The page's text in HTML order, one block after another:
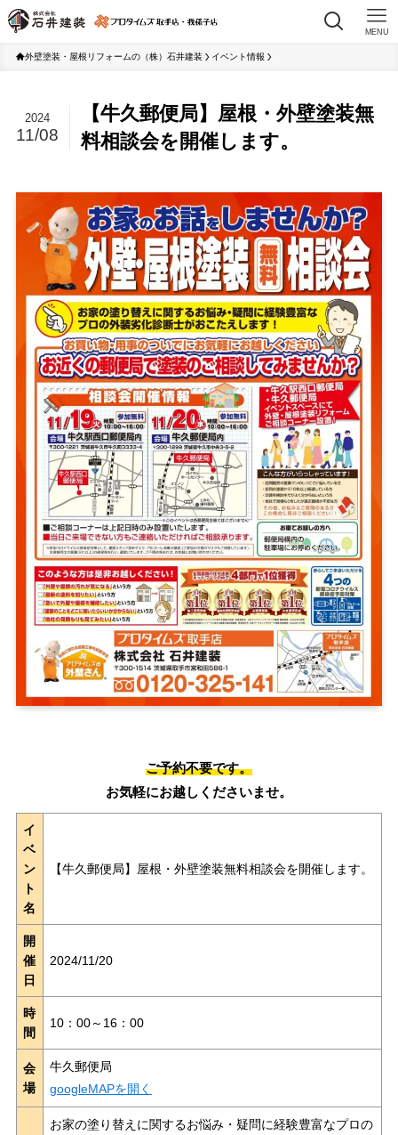
MENU
外壁塗装・屋根リフォームの（株）石井建装 イベント情報
【牛久郵便局】屋根・外壁塗装無
料相談会を開催します。
2024
11/08
ご予約不要です。
お気軽にお越しくださいませ。
イ
ベ
ン
ト
名
【牛久郵便局】屋根・外壁塗装無料相談会を開催します。
開
催
日
2024/11/20
時
間
10：00～16：00
会
場
牛久郵便局
googleMAPを開く
お家の塗り替えに関するお悩み・疑問に経験豊富なプロの